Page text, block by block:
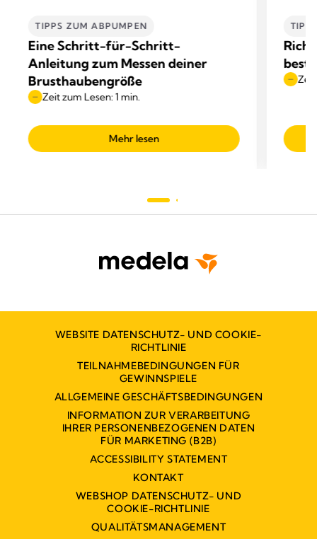
TIPPS ZUM ABPUMPEN
Eine Schritt-für-Schritt-
Anleitung zum Messen deiner
Brusthaubengröße
Zeit zum Lesen: 1 min.
Mehr lesen
Zeit
WEBSITE DATENSCHUTZ- UND COOKIE-
RICHTLINIE
TEILNAHMEBEDINGUNGEN FÜR
GEWINNSPIELE
ALLGEMEINE GESCHÄFTSBEDINGUNGEN
INFORMATION ZUR VERARBEITUNG
IHRER PERSONENBEZOGENEN DATEN
FÜR MARKETING (B2B)
ACCESSIBILITY STATEMENT
KONTAKT
WEBSHOP DATENSCHUTZ- UND
COOKIE-RICHTLINIE
QUALITÄTSMANAGEMENT